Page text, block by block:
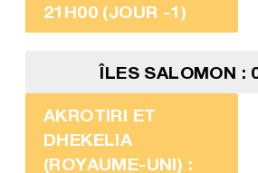
21H00 (JOUR -1)
ÎLES SALOMON :
AKROTIRI ET
DHEKELIA
(ROYAUME-UNI) :